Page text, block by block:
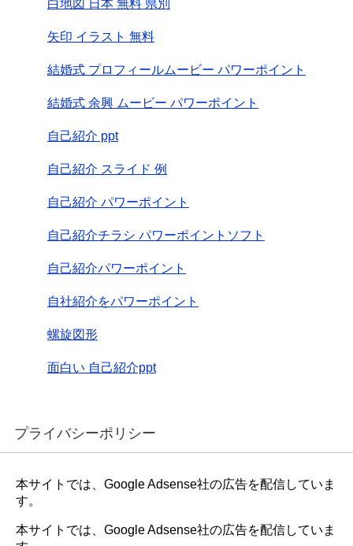
白地図 日本 無料 県別
矢印 イラスト 無料
結婚式 プロフィールムービー パワーポイント
結婚式 余興 ムービー パワーポイント
自己紹介 ppt
自己紹介 スライド 例
自己紹介 パワーポイント
自己紹介チラシ パワーポイントソフト
自己紹介パワーポイント
自社紹介をパワーポイント
螺旋図形
面白い 自己紹介ppt
プライバシーポリシー
本サイトでは、Google Adsense社の広告を配信していま
す。
本サイトでは、Google Adsense社の広告を配信していま